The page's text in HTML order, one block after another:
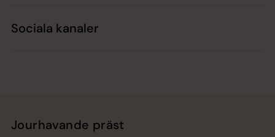
Sociala kanaler
Jourhavande präst